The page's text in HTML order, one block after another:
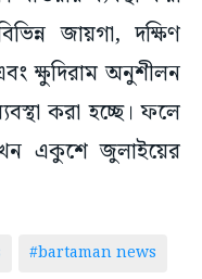
জায়গা, দক্ষিণ
ক্ষুদিরাম অনুশীলন
করা হচ্ছে। ফলে
একুশে জুলাইয়ের
#bartaman news